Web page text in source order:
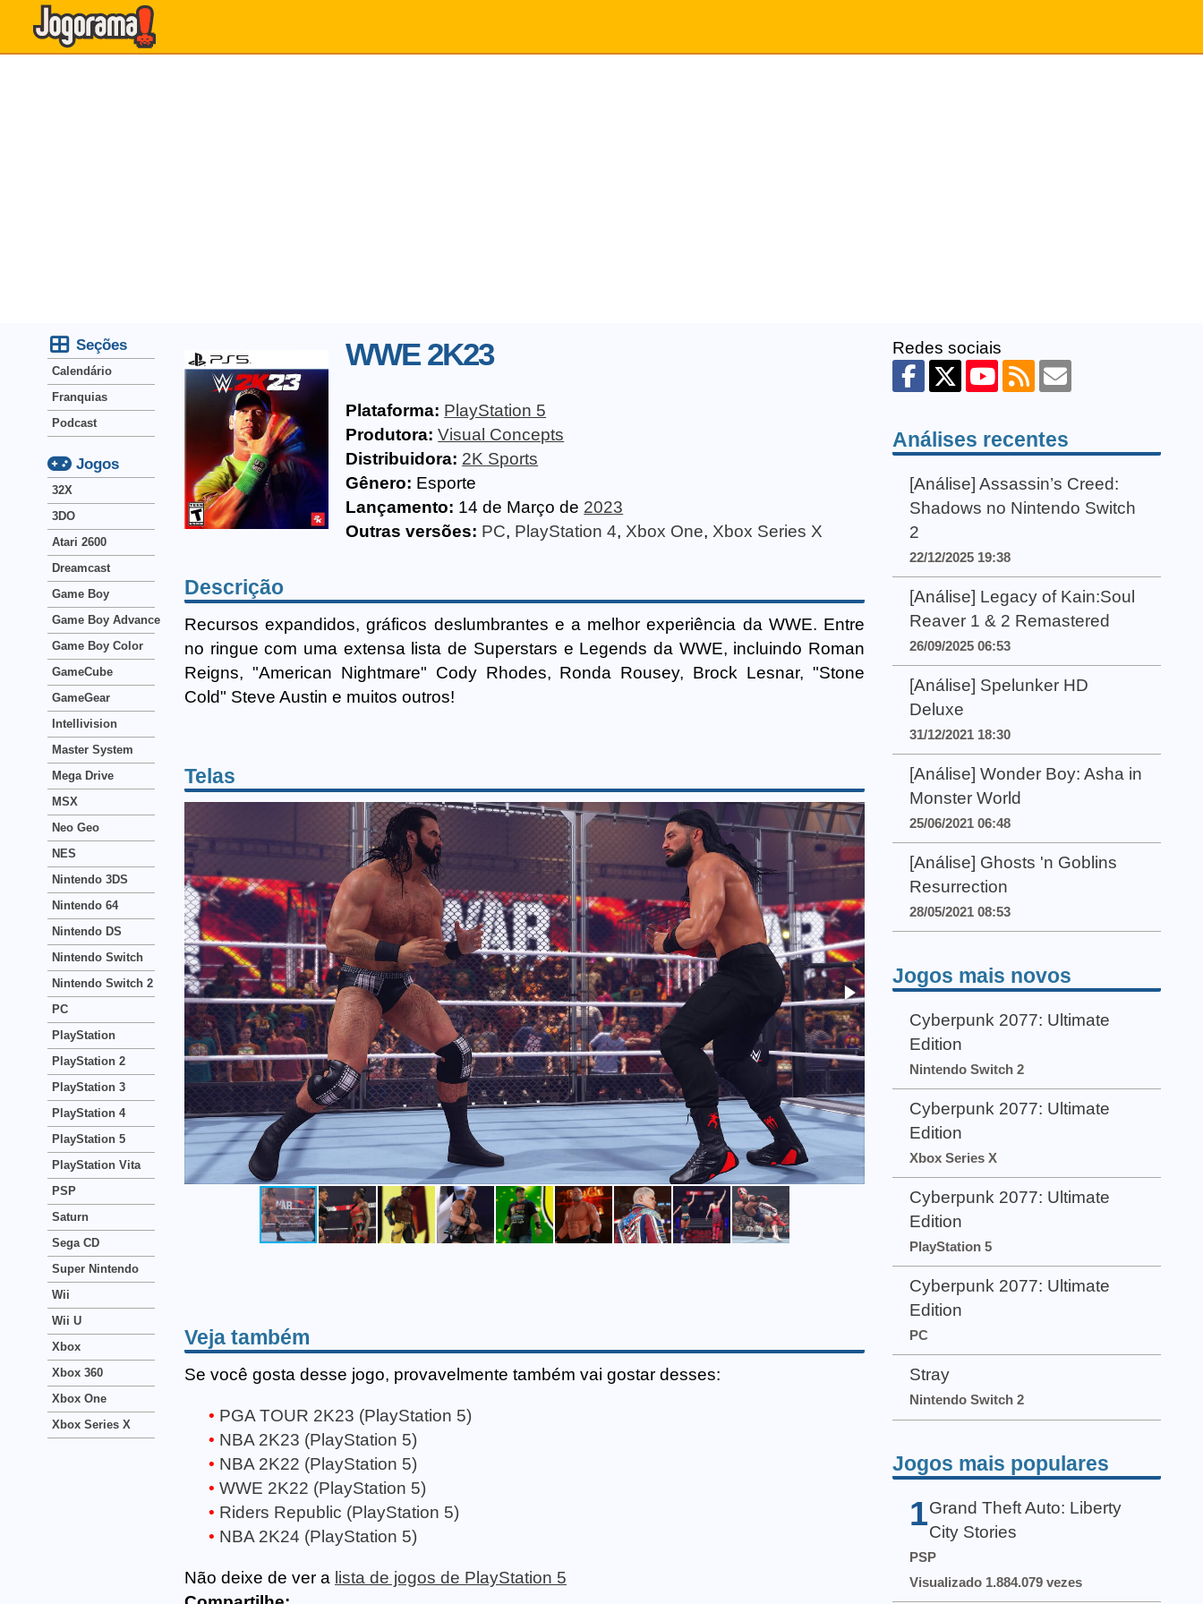
WWE 2K23
Plataforma: PlayStation 5
Produtora: Visual Concepts
Distribuidora: 2K Sports
Gênero: Esporte
Lançamento: 14 de Março de 2023
Outras versões: PC, PlayStation 4, Xbox One, Xbox Series X
Descrição
Recursos expandidos, gráficos deslumbrantes e a melhor experiência da WWE. Entre
no ringue com uma extensa lista de Superstars e Legends da WWE, incluindo Roman
Reigns, "American Nightmare" Cody Rhodes, Ronda Rousey, Brock Lesnar, "Stone
Cold" Steve Austin e muitos outros!
Telas
Veja também
Se você gosta desse jogo, provavelmente também vai gostar desses:
PGA TOUR 2K23 (PlayStation 5)
NBA 2K23 (PlayStation 5)
NBA 2K22 (PlayStation 5)
WWE 2K22 (PlayStation 5)
Riders Republic (PlayStation 5)
NBA 2K24 (PlayStation 5)
Não deixe de ver a lista de jogos de PlayStation 5
Seções
Calendário
Franquias
Podcast
Jogos
32X
3DO
Atari 2600
Dreamcast
Game Boy
Game Boy Advance
Game Boy Color
GameCube
GameGear
Intellivision
Master System
Mega Drive
MSX
Neo Geo
NES
Nintendo 3DS
Nintendo 64
Nintendo DS
Nintendo Switch
Nintendo Switch 2
PC
PlayStation
PlayStation 2
PlayStation 3
PlayStation 4
PlayStation 5
PlayStation Vita
PSP
Saturn
Sega CD
Super Nintendo
Wii
Wii U
Xbox
Xbox 360
Xbox One
Xbox Series X
Redes sociais
Análises recentes
[Análise] Assassin’s Creed:
Shadows no Nintendo Switch
2
22/12/2025 19:38
[Análise] Legacy of Kain:Soul
Reaver 1 & 2 Remastered
26/09/2025 06:53
[Análise] Spelunker HD
Deluxe
31/12/2021 18:30
[Análise] Wonder Boy: Asha in
Monster World
25/06/2021 06:48
[Análise] Ghosts 'n Goblins
Resurrection
28/05/2021 08:53
Jogos mais novos
Cyberpunk 2077: Ultimate
Edition
Nintendo Switch 2
Cyberpunk 2077: Ultimate
Edition
Xbox Series X
Cyberpunk 2077: Ultimate
Edition
PlayStation 5
Cyberpunk 2077: Ultimate
Edition
PC
Stray
Nintendo Switch 2
Jogos mais populares
1 Grand Theft Auto: Liberty
City Stories
PSP
Visualizado 1.884.079 vezes